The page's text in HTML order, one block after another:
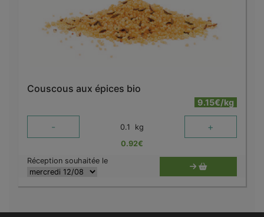
Couscous aux épices bio
9.15€/kg
- 0.1 kg +
0.92€
Réception souhaitée le